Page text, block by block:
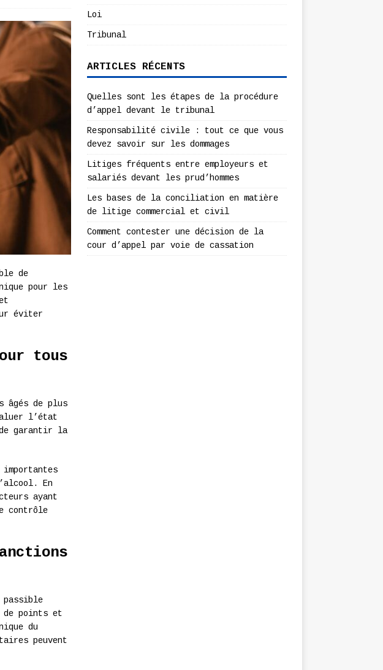
de
pour les
éviter
tous
âgés de plus
l’état
garantir la
En
ayant
contrôle
passible
de points et
du
peuvent
Loi
Tribunal
ARTICLES RÉCENTS
Quelles sont les étapes de la procédure
d’appel devant le tribunal
Responsabilité civile : tout ce que vous
devez savoir sur les dommages
Litiges fréquents entre employeurs et
salariés devant les prud’hommes
Les bases de la conciliation en matière
de litige commercial et civil
Comment contester une décision de la
cour d’appel par voie de cassation